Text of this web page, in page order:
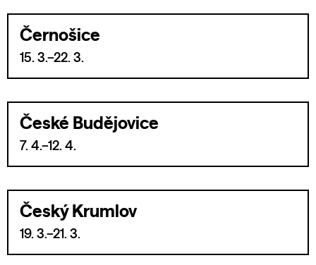
Černošice
15. 3.–22. 3.
České Budějovice
7. 4.–12. 4.
Český Krumlov
19. 3.–21. 3.